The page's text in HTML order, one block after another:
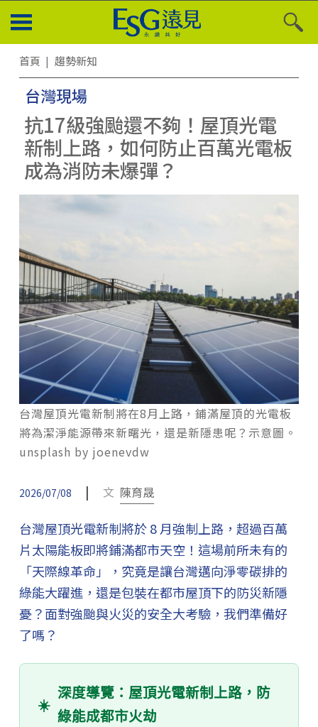
首頁 趨勢新知
台灣現場
抗17級強颱還不夠！屋頂光電
新制上路，如何防止百萬光電板
成為消防未爆彈？
台灣屋頂光電新制將在8月上路，鋪滿屋頂的光電板
將為潔淨能源帶來新曙光，還是新隱患呢？示意圖。
unsplash by joenevdw
2026/07/08 | 文 陳育晟
台灣屋頂光電新制將於 8 月強制上路，超過百萬
片太陽能板即將鋪滿都市天空！這場前所未有的
「天際線革命」，究竟是讓台灣邁向淨零碳排的
綠能大躍進，還是包裝在都市屋頂下的防災新隱
憂？面對強颱與火災的安全大考驗，我們準備好
了嗎？
☀️
深度導覽：屋頂光電新制上路，防
綠能成都市火劫